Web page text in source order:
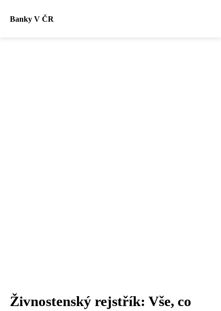
Banky V ČR
Živnostenský rejstřík: Vše, co